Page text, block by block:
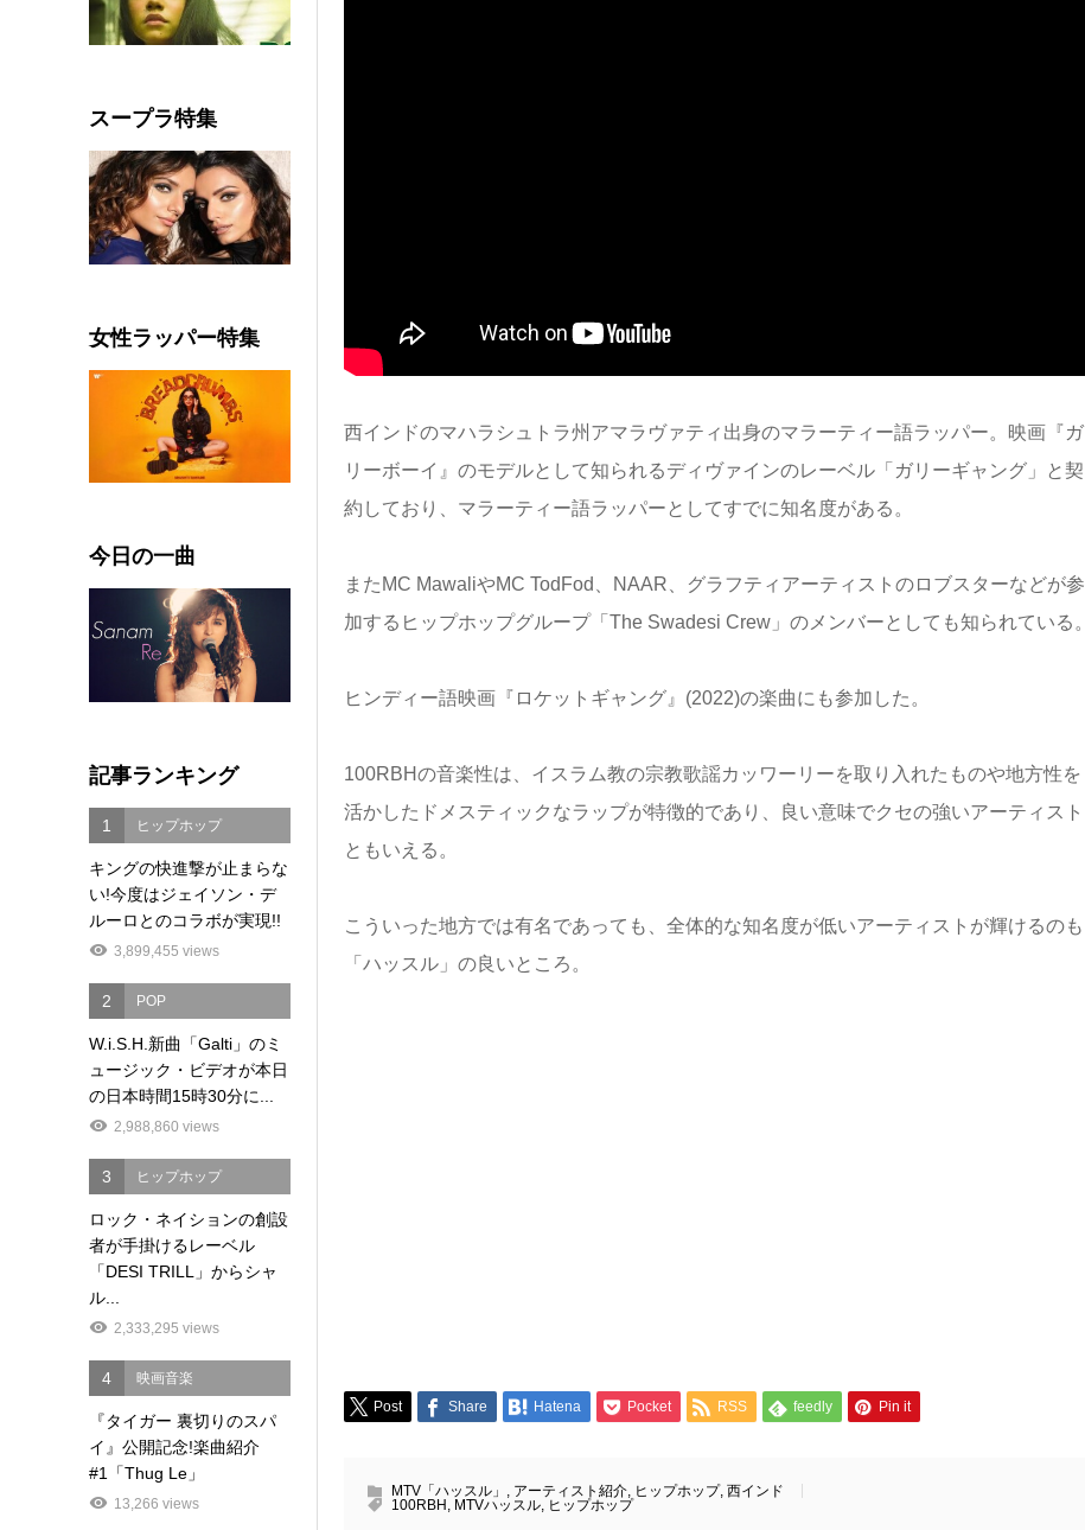
西インドのマハラシュトラ州アマラヴァティ出身のマラーティー語ラッパー。映画『ガ
リーボーイ』のモデルとして知られるディヴァインのレーベル「ガリーギャング」と契
約しており、マラーティー語ラッパーとしてすでに知名度がある。
またMC MawaliやMC TodFod、NAAR、グラフティアーティストのロブスターなどが参
加するヒップホップグループ「The Swadesi Crew」のメンバーとしても知られている。
ヒンディー語映画『ロケットギャング』(2022)の楽曲にも参加した。
100RBHの音楽性は、イスラム教の宗教歌謡カッワーリーを取り入れたものや地方性を
活かしたドメスティックなラップが特徴的であり、良い意味でクセの強いアーティスト
ともいえる。
こういった地方では有名であっても、全体的な知名度が低いアーティストが輝けるのも
「ハッスル」の良いところ。
Post Share Hatena Pocket RSS feedly Pin it
MTV「ハッスル」 , アーティスト紹介, ヒップホップ, 西インド
100RBH , MTVハッスル, ヒップホップ
スープラ特集
女性ラッパー特集
今日の一曲
記事ランキング
1 ヒップホップ
キングの快進撃が止まらな
い!今度はジェイソン・デ
ルーロとのコラボが実現!!
3,899,455 views
2 POP
W.i.S.H.新曲「Galti」のミ
ュージック・ビデオが本日
の日本時間15時30分に...
2,988,860 views
3 ヒップホップ
ロック・ネイションの創設
者が手掛けるレーベル
「DESI TRILL」からシャ
ル...
2,333,295 views
4 映画音楽
『タイガー 裏切りのスパ
イ』公開記念!楽曲紹介
#1「Thug Le」
13,266 views